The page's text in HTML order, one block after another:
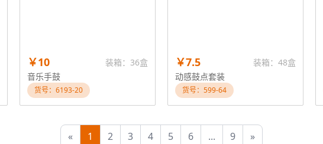
￥10
装箱：36盒
音乐手鼓
货号：6193-20
￥7.5
装箱：48盒
动感鼓点套装
货号：599-64
« 1 2 3 4 5 6 ... 9 »